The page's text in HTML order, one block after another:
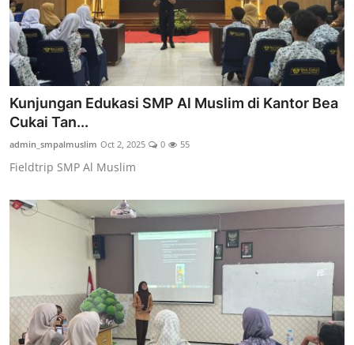
Kunjungan Edukasi SMP Al Muslim di Kantor Bea
Cukai Tan...
admin_smpalmuslim Oct 2, 2025 0 55
Fieldtrip SMP Al Muslim